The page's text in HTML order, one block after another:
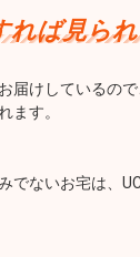
れば見ら
届けしているの
ます。
でないお宅は、